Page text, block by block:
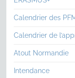
Calendrier des
Calendrier de
Atout Normandie
Intendance